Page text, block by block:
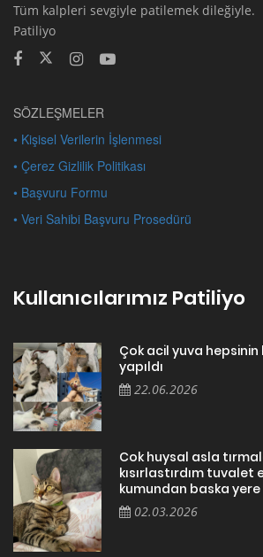
Tüm kalpleri sevgiyle patilemek dileğiyle.
Patiliyo
SÖZLEŞMELER
• Kişisel Verilerin İşlenmesi
• Çerez Gizlilik Politikası
• Başvuru Formu
• Veri Sahibi Başvuru Prosedürü
Kullanıcılarımız Patiliyo
Çok acil yuva hepsinin
yapıldı
22.06.2026
Cok huysal asla
kısırlastırdım tuvalet
kumundan baska yere
02.03.2026